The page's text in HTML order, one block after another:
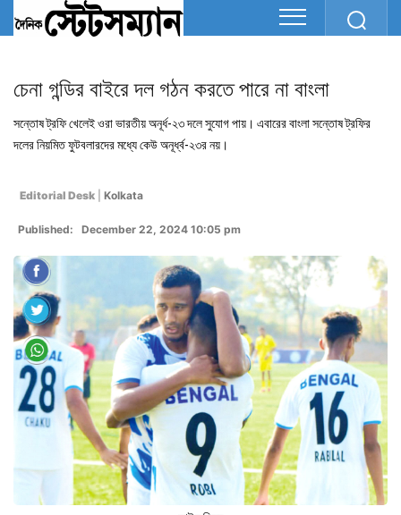
চেনা গন্ডির বাইরে দল গঠন করতে পারে না বাংলা
সন্তোষ ট্রফি খেলেই ওরা ভারতীয় অনূর্ধ-২৩ দলে সুযোগ পায়। এবারের বাংলা সন্তোষ ট্রফির
দলের নিয়মিত ফুটবলারদের মধ্যে কেউ অনূর্ধ্ব-২৩র নয়।
Editorial Desk Kolkata
Published: December 22, 2024 10:05 pm